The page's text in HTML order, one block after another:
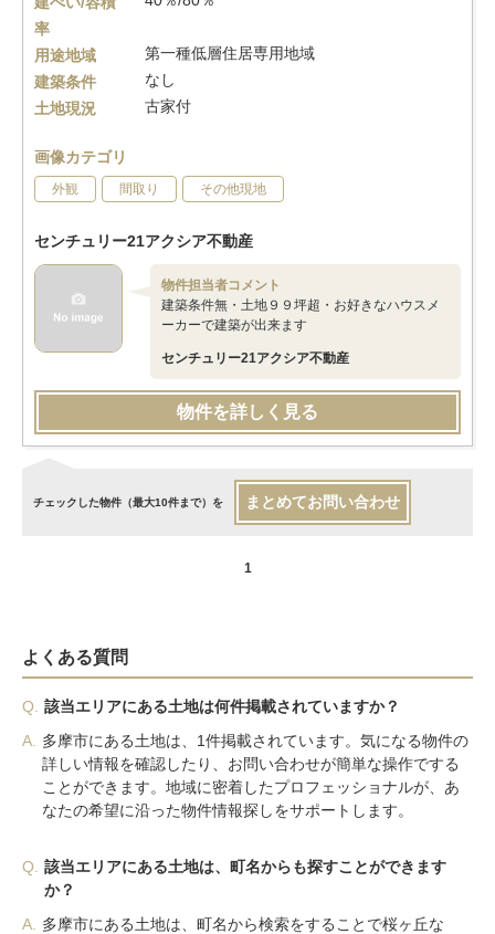
率
用途地域
第一種低層住居専用地域
建築条件
なし
土地現況
古家付
画像カテゴリ
外観 間取り その他現地
センチュリー21アクシア不動産
物件担当者コメント
建築条件無・土地９９坪超・お好きなハウスメ
ーカーで建築が出来ます
センチュリー21アクシア不動産
物件を詳しく見る
チェックした物件（最大10件まで）を まとめてお問い合わせ
1
よくある質問
Q.
該当エリアにある土地は何件掲載されていますか？
A.
多摩市にある土地は、1件掲載されています。気になる物件の
詳しい情報を確認したり、お問い合わせが簡単な操作でする
ことができます。地域に密着したプロフェッショナルが、あ
なたの希望に沿った物件情報探しをサポートします。
Q.
該当エリアにある土地は、町名からも探すことができます
か？
A.
多摩市にある土地は、町名から検索をすることで桜ヶ丘な